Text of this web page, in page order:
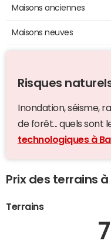
Maisons anciennes
Maisons neuves
Risques
Inondation, séisme,
de forêt... quels sont
technologiques à
Prix des terrains
Terrains